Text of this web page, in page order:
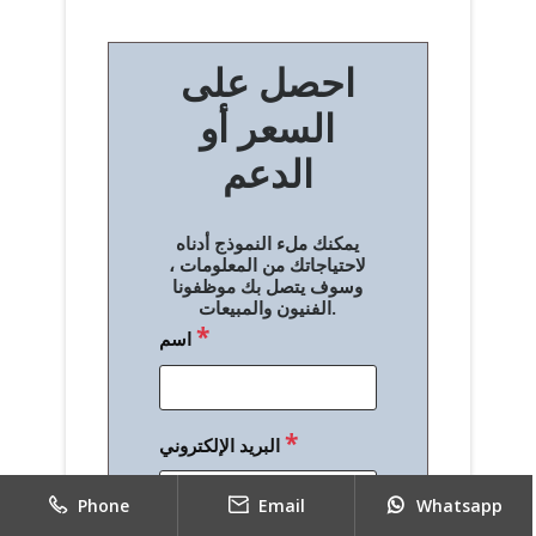
ص
ت
احصل على
السعر أو
الدعم
يمكنك ملء النموذج أدناه
لاحتياجاتك من المعلومات ،
وسوف يتصل بك موظفونا
الفنيون والمبيعات.
اسم*
البريد الإلكتروني*
Phone Email Whatsapp